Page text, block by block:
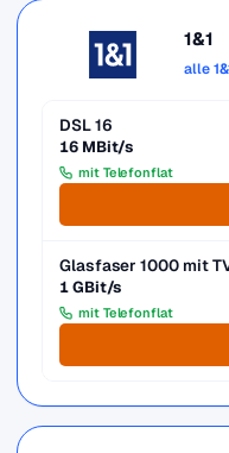
1&1
alle
DSL 16
16 MBit/s
mit Telefonflat
Glasfaser 1000 mit
1 GBit/s
mit Telefonflat